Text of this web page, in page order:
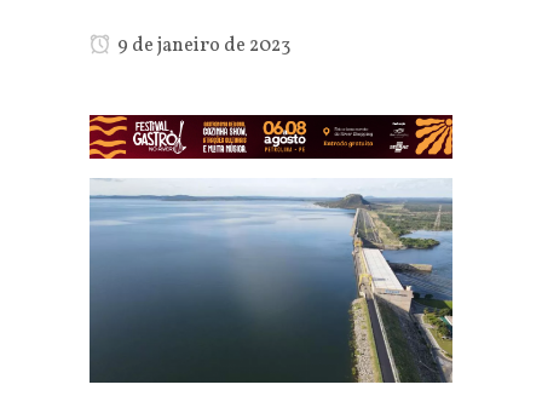
9 de janeiro de 2023